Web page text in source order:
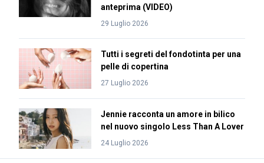
anteprima (VIDEO)
29 Luglio 2026
Tutti i segreti del fondotinta per una
pelle di copertina
27 Luglio 2026
Jennie racconta un amore in bilico
nel nuovo singolo Less Than A Lover
24 Luglio 2026